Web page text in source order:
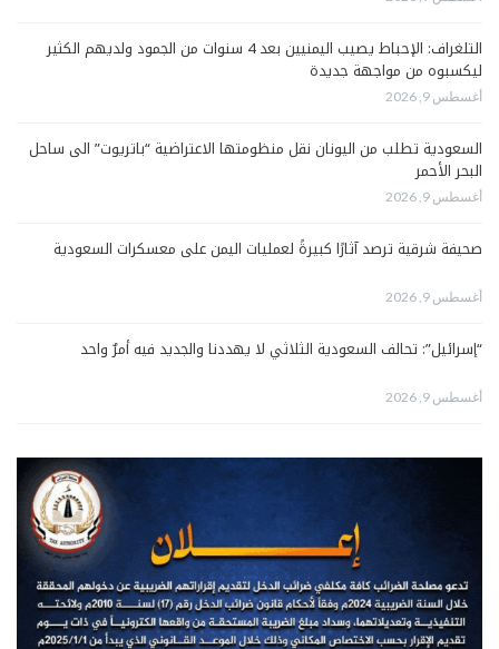
التلغراف: الإحباط يصيب اليمنيين بعد 4 سنوات من الجمود ولديهم الكثير
ليكسبوه من مواجهة جديدة
أغسطس 9, 2026
السعودية تطلب من اليونان نقل منظومتها الاعتراضية “باتريوت” الى ساحل
البحر الأحمر
أغسطس 9, 2026
صحيفة شرقية ترصد آثارًا كبيرةً لعمليات اليمن على معسكرات السعودية
أغسطس 9, 2026
“إسرائيل”: تحالف السعودية الثلاثي لا يهددنا والجديد فيه أمرٌ واحد
أغسطس 9, 2026